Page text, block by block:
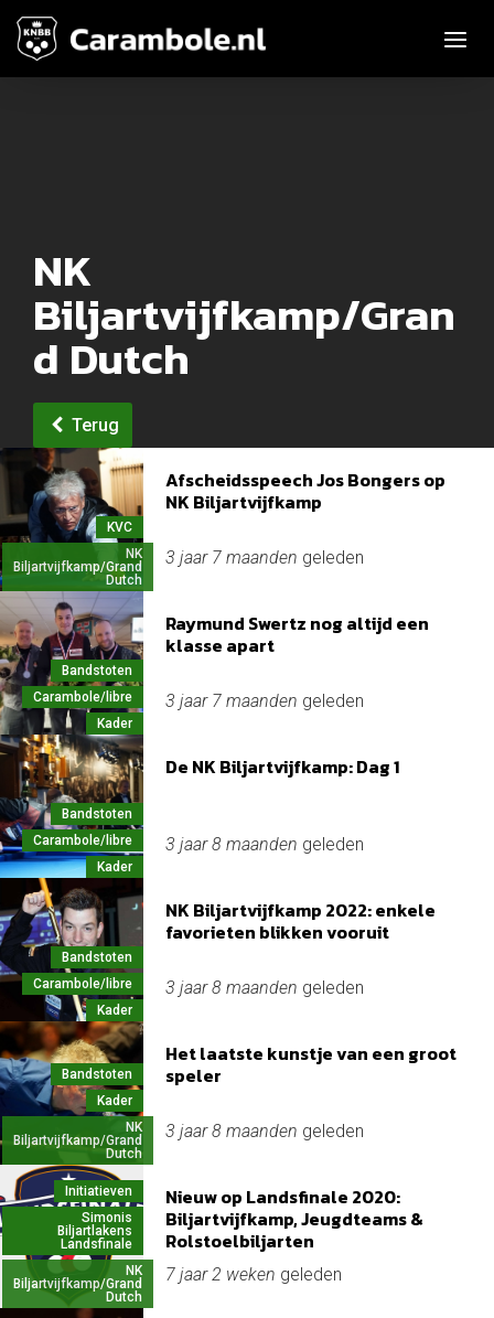
NK
Biljartvijfkamp/Gran
d Dutch
Terug
KVC
NK
Biljartvijfkamp/Grand
Dutch
Afscheidsspeech Jos Bongers op
NK Biljartvijfkamp
3 jaar 7 maanden geleden
Bandstoten
Carambole/libre
Kader
Raymund Swertz nog altijd een
klasse apart
3 jaar 7 maanden geleden
Bandstoten
Carambole/libre
Kader
De NK Biljartvijfkamp: Dag 1
3 jaar 8 maanden geleden
Bandstoten
Carambole/libre
Kader
NK Biljartvijfkamp 2022: enkele
favorieten blikken vooruit
3 jaar 8 maanden geleden
Bandstoten
Kader
NK
Biljartvijfkamp/Grand
Dutch
Het laatste kunstje van een groot
speler
3 jaar 8 maanden geleden
Initiatieven
Simonis
Biljartlakens
Landsfinale
NK
Biljartvijfkamp/Grand
Dutch
Nieuw op Landsfinale 2020:
Biljartvijfkamp, Jeugdteams &
Rolstoelbiljarten
7 jaar 2 weken geleden